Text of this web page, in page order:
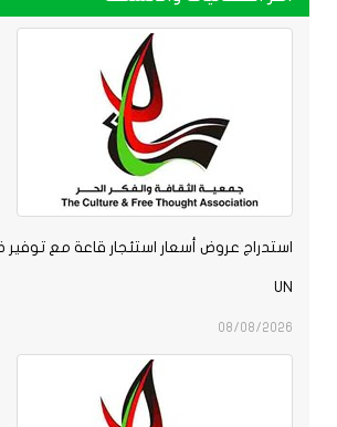
استدراج عروض أسعار استئجار قاعة مع توفير
UN
08/08/2026